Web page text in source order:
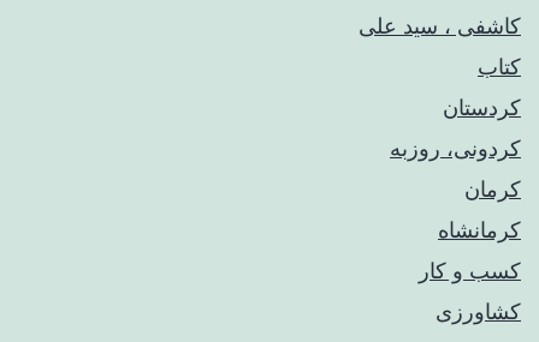
کاشفی ، سید علی
کتاب
کردستان
کردونی، روزبه
کرمان
کرمانشاه
کسب و کار
کشاورزی